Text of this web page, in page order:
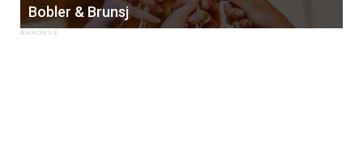
Bobler & Brunsj